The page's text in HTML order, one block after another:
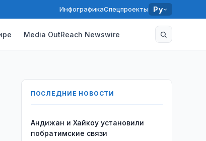
ИнфографикаСпецпроекты Ру
Media OutReach Newswire
ПОСЛЕДНИЕ НОВОСТИ
Андижан и Хайкоу установили
побратимские связи